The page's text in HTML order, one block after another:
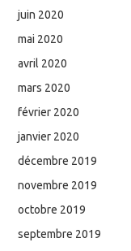
juin 2020
mai 2020
avril 2020
mars 2020
février 2020
janvier 2020
décembre 2019
novembre 2019
octobre 2019
septembre 2019